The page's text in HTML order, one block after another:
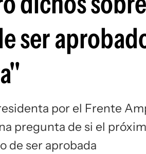
ser
por el Frente
pregunta de si el
de ser aprobada